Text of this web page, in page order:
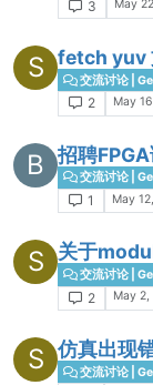
3 May
S fetch yuv
交流讨论 |
2 May
B 招聘
交流讨论 |
1 May
S 关于
交流讨论 |
2 May 2,
S 仿真出现
交流讨论 |